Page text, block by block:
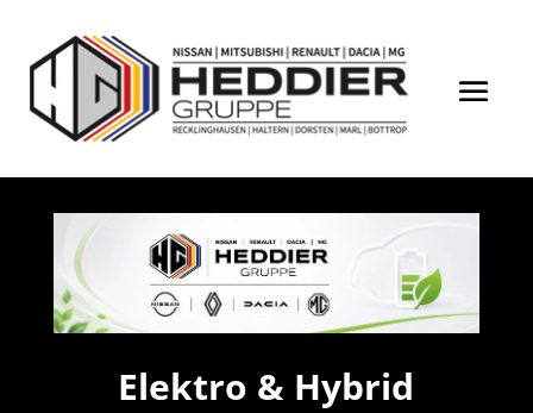
Elektro & Hybrid